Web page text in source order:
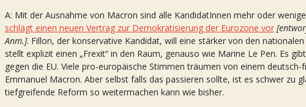
A: Mit der Ausnahme von Macron sind alle KandidatInnen mehr oder
schlägt einen neuen Vertrag zur Demokratisierung der Eurozone vor
Anm.]. Fillon, der konservative Kandidat, will eine stärker von den
stellt explizit einen „Frexit“ in den Raum, genauso wie Marine Le Pen. Es
gegen die EU. Viele pro-europäische Stimmen träumen von einem
Emmanuel Macron. Aber selbst falls das passieren sollte, ist es schwer zu
tiefgreifende Reform so weitermachen kann wie bisher.